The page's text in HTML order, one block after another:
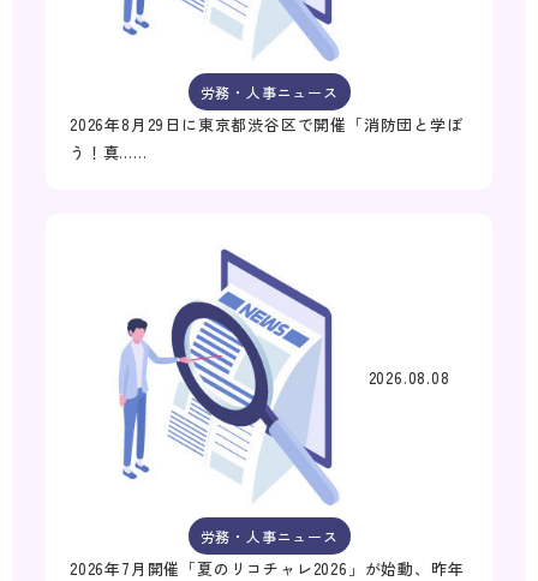
労務・人事ニュース
2026年8月29日に東京都渋谷区で開催「消防団と学ぼ
う！真……
2026.08.08
労務・人事ニュース
2026年7月開催「夏のリコチャレ2026」が始動、昨年